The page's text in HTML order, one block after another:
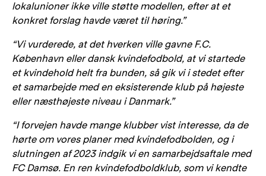
lokalunioner ikke ville støtte modellen, efter at et
konkret forslag havde været til høring.”
“Vi vurderede, at det hverken ville gavne F.C.
København eller dansk kvindefodbold, at vi startede
et kvindehold helt fra bunden, så gik vi i stedet efter
et samarbejde med en eksisterende klub på højeste
eller næsthøjeste niveau i Danmark.”
“I forvejen havde mange klubber vist interesse, da de
hørte om vores planer med kvindefodbolden, og i
slutningen af 2023 indgik vi en samarbejdsaftale med
FC Damsø. En ren kvindefodboldklub, som vi kendte